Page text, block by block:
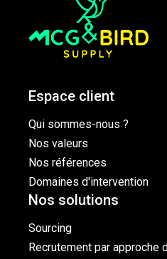
Espace client
Qui sommes-nous ?
Nos valeurs
Nos références
Domaines d'intervention
Nos solutions
Sourcing
Recrutement par approche